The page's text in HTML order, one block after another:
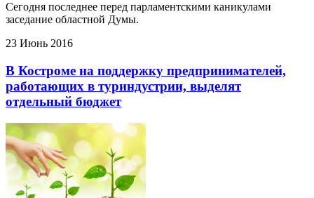
Сегодня последнее перед парламентскими каникулами
заседание областной Думы.
23 Июнь 2016
В Костроме на поддержку предпринимателей,
работающих в туриндустрии, выделят
отдельный бюджет